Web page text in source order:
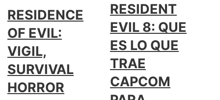
RESIDENCE
OF EVIL:
VIGIL,
SURVIVAL
HORROR
RESIDENT
EVIL 8: QUE
ES LO QUE
TRAE
CAPCOM